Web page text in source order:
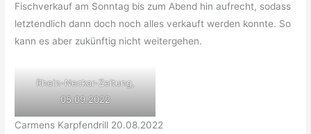
Fischverkauf am Sonntag bis zum Abend hin aufrecht, sodass
letztendlich dann doch noch alles verkauft werden konnte. So
kann es aber zukünftig nicht weitergehen.
Rhein-Neckar-Zeitung,
05.09.2022
Carmens Karpfendrill 20.08.2022